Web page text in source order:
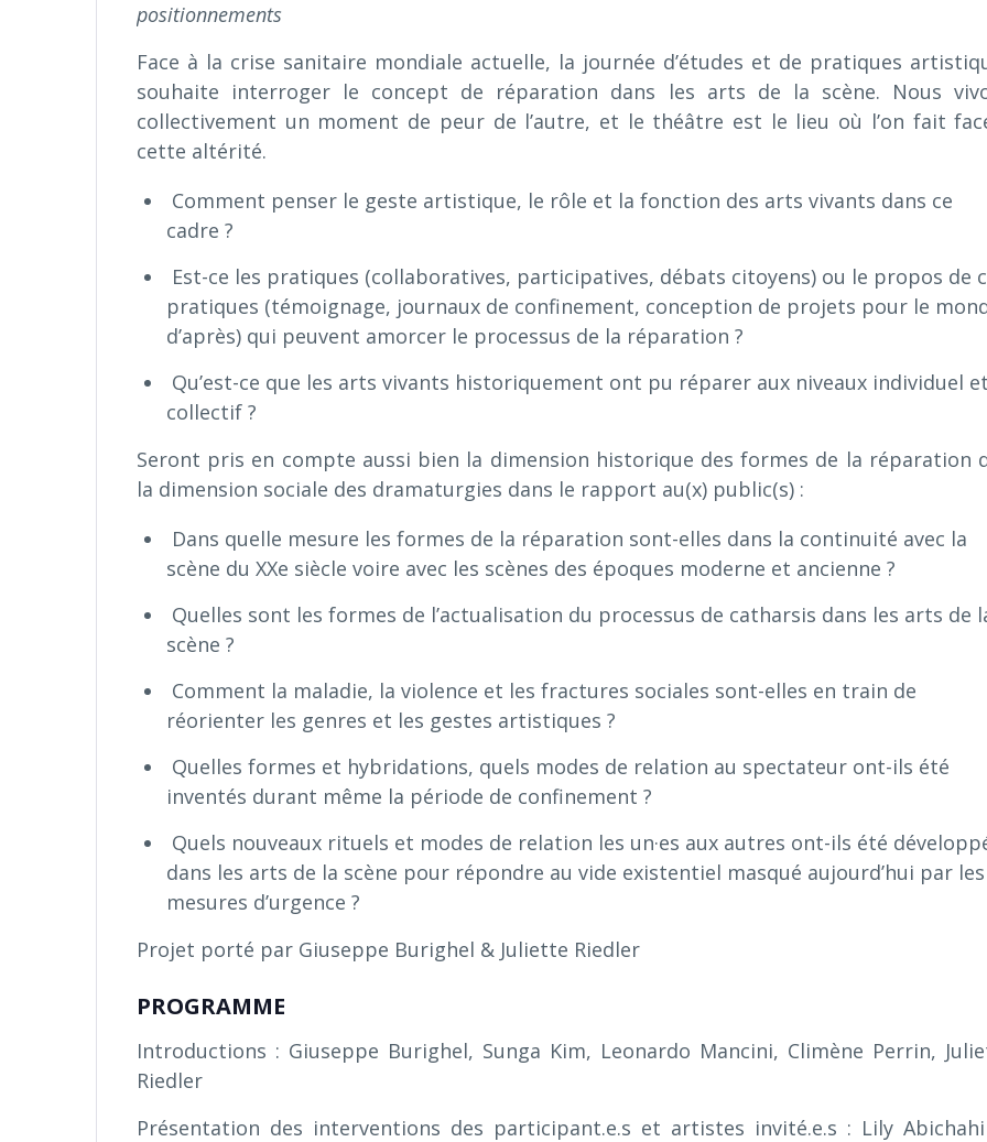
positionnements
Face à la crise sanitaire mondiale actuelle, la journée d’études et de pratiques
souhaite interroger le concept de réparation dans les arts de la scène. Nous
collectivement un moment de peur de l’autre, et le théâtre est le lieu où l’on fait
cette altérité.
Comment penser le geste artistique, le rôle et la fonction des arts vivants dans ce
cadre ?
Est-ce les pratiques (collaboratives, participatives, débats citoyens) ou le propos de
pratiques (témoignage, journaux de confinement, conception de projets pour le
d’après) qui peuvent amorcer le processus de la réparation ?
Qu’est-ce que les arts vivants historiquement ont pu réparer aux niveaux individuel
collectif ?
Seront pris en compte aussi bien la dimension historique des formes de la réparation
la dimension sociale des dramaturgies dans le rapport au(x) public(s) :
Dans quelle mesure les formes de la réparation sont-elles dans la continuité avec la
scène du XXe siècle voire avec les scènes des époques moderne et ancienne ?
Quelles sont les formes de l’actualisation du processus de catharsis dans les arts de
scène ?
Comment la maladie, la violence et les fractures sociales sont-elles en train de
réorienter les genres et les gestes artistiques ?
Quelles formes et hybridations, quels modes de relation au spectateur ont-ils été
inventés durant même la période de confinement ?
Quels nouveaux rituels et modes de relation les un·es aux autres ont-ils été
dans les arts de la scène pour répondre au vide existentiel masqué aujourd’hui par les
mesures d’urgence ?
Projet porté par Giuseppe Burighel & Juliette Riedler
PROGRAMME
Introductions : Giuseppe Burighel, Sunga Kim, Leonardo Mancini, Climène Perrin,
Riedler
Présentation des interventions des participant.e.s et artistes invité.e.s : Lily